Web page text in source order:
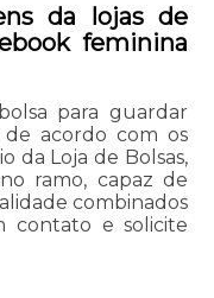
da lojas de
feminina
para guardar
de acordo com os
da Loja de Bolsas,
ramo, capaz de
combinados
contato e solicite